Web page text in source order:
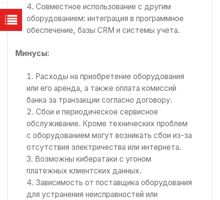
Совместное использование с другим
оборудованием: интеграция в программное
обеспечение, базы CRM и системы учета.
Минусы:
Расходы на приобретение оборудования
или его аренда, а также оплата комиссий
банка за транзакции согласно договору.
Сбои и периодическое сервисное
обслуживание. Кроме технических проблем
с оборудованием могут возникать сбои из-за
отсутствия электричества или интернета.
Возможны кибератаки с угоном
платежных клиентских данных.
Зависимость от поставщика оборудования
для устранения неисправностей или